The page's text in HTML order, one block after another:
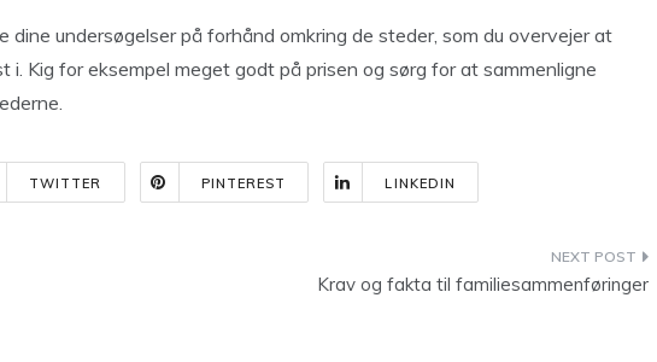
dine undersøgelser på forhånd omkring de steder, som du overvejer at
i. Kig for eksempel meget godt på prisen og sørg for at sammenligne
TWITTER PINTEREST LINKEDIN
Krav og fakta til familiesammenføringer